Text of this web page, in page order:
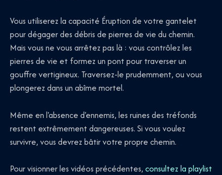
Vous utiliserez la capacité Éruption de votre gantelet
pour dégager des débris de pierres de vie du chemin.
Mais vous ne vous arrêtez pas là : vous contrôlez les
pierres de vie et formez un pont pour traverser un
gouffre vertigineux. Traversez-le prudemment, ou vous
plongerez dans un abîme mortel.
Même en l'absence d'ennemis, les ruines des tréfonds
restent extrêmement dangereuses. Si vous voulez
survivre, vous devrez bâtir votre propre chemin.
Pour visionner les vidéos précédentes, consultez la playlist